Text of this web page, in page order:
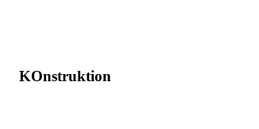
KOnstruktion